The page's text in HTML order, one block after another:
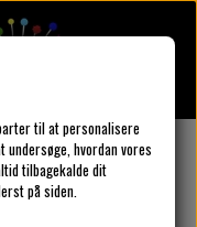
til at personalisere
hvordan vores
tilbagekalde dit
på siden.